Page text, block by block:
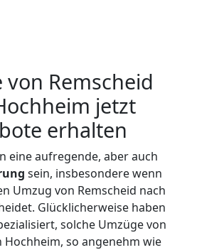
von Remscheid
jetzt
erhalten
eine aufregende, aber auch
sein, insbesondere wenn
Umzug von Remscheid nach
Glücklicherweise haben
solche Umzüge von
Hochheim, so angenehm wie